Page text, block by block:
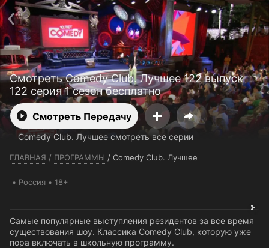
Смотреть Comedy Club. Лучшее 122 выпуск
122 серия 1 сезон бесплатно
Смотреть Передачу
Comedy Club. Лучшее смотреть все серии
ГЛАВНАЯ / ПРОГРАММЫ / Comedy Club. Лучшее
Россия 18+
Самые популярные выступления резидентов за все время
существования шоу. Классика Comedy Club, которую уже
пора включать в школьную программу.
Телефон поддержки:+7 (727) 323 10 92
Пользовательское соглашение
Политика конфиденциальности
Открыть приложение
Ввести промокод